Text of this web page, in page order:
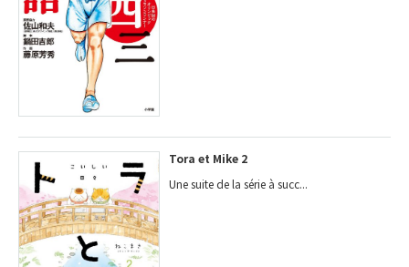
Tora et Mike 2
Une suite de la série à succ...